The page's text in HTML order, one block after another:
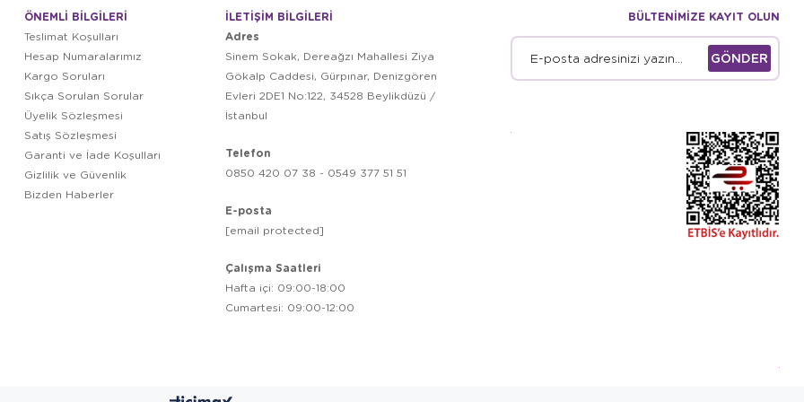
ÖNEMLİ BİLGİLERİ
Teslimat Koşulları
Hesap Numaralarımız
Kargo Soruları
Sıkça Sorulan Sorular
Üyelik Sözleşmesi
Satış Sözleşmesi
Garanti ve İade Koşulları
Gizlilik ve Güvenlik
Bizden Haberler
İLETİŞİM BİLGİLERİ
Adres
Sinem Sokak, Dereağzı Mahallesi Ziya
Gökalp Caddesi, Gürpınar, Denizgören
Evleri 2DE1 No:122, 34528 Beylikdüzü /
İstanbul
Telefon
0850 420 07 38 - 0549 377 51 51
E-posta
[email protected]
Çalışma Saatleri
Hafta içi: 09:00-18:00
Cumartesi: 09:00-12:00
BÜLTENİMİZE KAYIT OLUN
GÖNDER